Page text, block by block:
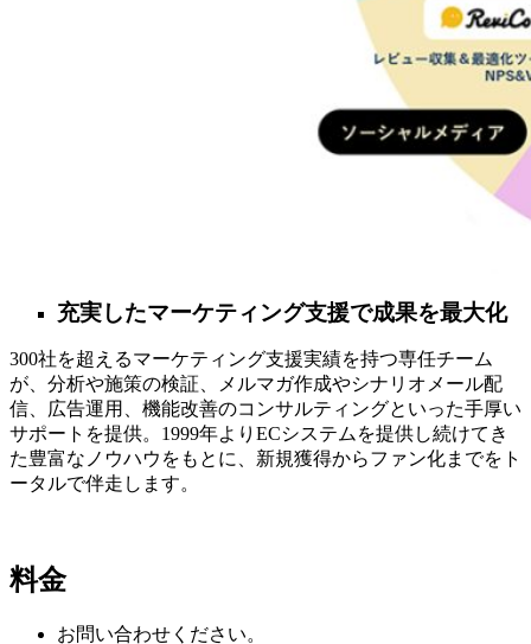
充実したマーケティング支援で成果を最大化
300社を超えるマーケティング支援実績を持つ専任チーム
が、分析や施策の検証、メルマガ作成やシナリオメール配
信、広告運用、機能改善のコンサルティングといった手厚い
サポートを提供。1999年よりECシステムを提供し続けてき
た豊富なノウハウをもとに、新規獲得からファン化までをト
ータルで伴走します。
料金
お問い合わせください。